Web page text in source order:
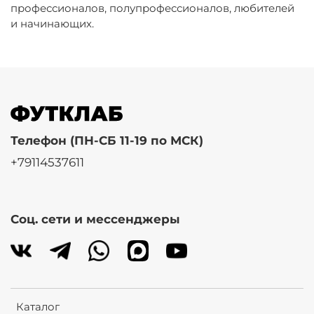
профессионалов, полупрофессионалов, любителей
и начинающих.
Каталог
Телефон (ПН-СБ 11-19 по МСК)
+79114537611
Соц. сети и мессенджеры